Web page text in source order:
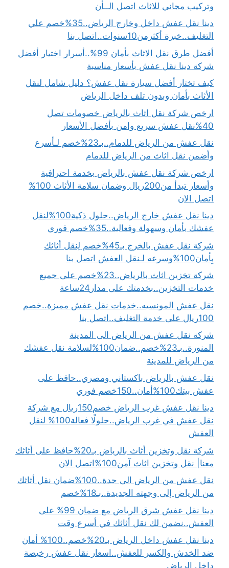
وتركيب مجاني للاثاث اتصل الــأن
دينا نقل عفش داخل وخارج الرياض..35%خصم علي
التغليف..خبرة أكثرمن10سنوات..اتصل بنا
أفضل طرق نقل الاثاث بأمان 99%..أسرار اختيار أفضل
شركة دينا نقل عفش بأسعار مناسبة
كيف تختار أفضل سيارة نقل عفش؟ دليل شامل لنقل
الأثاث بأمان وبدون تلف داخل الرياض
ارخص شركة نقل اثاث بالرياض خصومات تصل
40%نقل عفش سريع وامن بأفضل الأسعار
نقل عفش من الرياض للدمام..بـ23%خصم لـأسرع
وأضمن نقل اثاث من الرياض للدمام
ارخص شركة نقل عفش بالرياض بخدمة احترافية
وأسعار تبدأ من200ريال وضمان سلامة الأثاث 100%
اتصل الان
دينا نقل عفش خارج الرياض..حلول ذكية100%لنقل
عفشك بأمان وسهولة وفعالية..35%خصم فوري
شركة نقل عفش بالخرج بـ45%خصم لِنقل أثاثك
بِأمان100%وسرعه لـنقل العفش اتصل بنا
شركة تخزين اثاث بالرياض..23%خصم على جميع
خدمات التخزين..بخدمتك على مدار24ساعة
نقل عفش المونسيه..خدمات نقل عفش مميزة..خصم
100ريال على خدمة التغليف..اتصل بنا
شركة نقل عفش من الرياض الى المدينة
المنورة..بـ23%خصم..ضمان100%لسلامة نقل عفشك
من الرياض للمدينة
نقل عفش بالرياض باكستاني ومصري..حافظ على
عفش بيتك100%أمان..150خصم فوري
دينا نقل عفش غرب الرياض خصم150ريال مع شركة
نقل عفش في غرب الرياض..حلولًا فعالة100% لنقل
العفش
شركة نقل وتخزين أثاث بالرياض بـ20%حافظ على أثاثك
معنا| نقل وتخزين اثاث آمن100%اتصل الان
نقل عفش من الرياض الى جدة..100%ضمان نقل أثاثك
من الرياض إلى وجهته الجديدة..بـ18%خصم
دينا نقل عفش شرق الرياض مع ضمان 99% على
العفش..نضمن لك نقل أثاثك في أسرع وقت
دينا نقل عفش داخل الرياض بـ20%خصم..100% أمان
ضد الخدش والكسر للعفش..اسعار نقل عفش رخيصة
داخل الرياض